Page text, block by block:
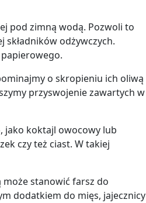
pod zimną wodą. Pozwoli to
składników odżywczych.
o skropieniu ich oliwą
przyswojenie zawartych w
jako koktajl owocowy lub
czy też ciast. W takiej
może stanowić farsz do
dodatkiem do mięs, jajecznicy